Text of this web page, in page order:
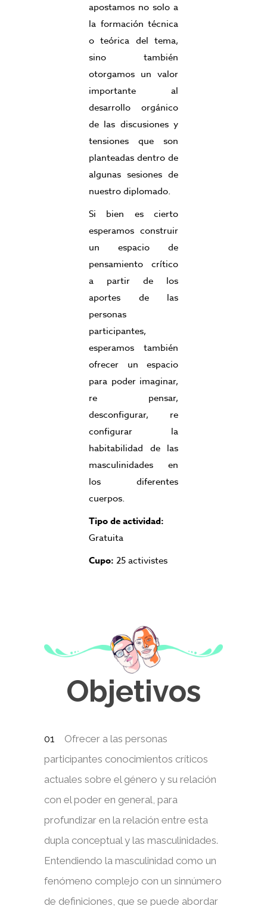
apostamos no solo a
la formación técnica
o teórica del tema,
sino también
otorgamos un valor
importante al
desarrollo orgánico
de las discusiones y
tensiones que son
planteadas dentro de
algunas sesiones de
nuestro diplomado.
Si bien es cierto
esperamos construir
un espacio de
pensamiento crítico
a partir de los
aportes de las
personas
participantes,
esperamos también
ofrecer un espacio
para poder imaginar,
re pensar,
desconfigurar, re
configurar la
habitabilidad de las
masculinidades en
los diferentes
cuerpos.
Tipo de actividad:
Gratuita
Cupo: 25 activistes
Objetivos
Ofrecer a las personas
participantes conocimientos críticos
actuales sobre el género y su relación
con el poder en general, para
profundizar en la relación entre esta
dupla conceptual y las masculinidades.
Entendiendo la masculinidad como un
fenómeno complejo con un sinnúmero
de definiciones, que se puede abordar